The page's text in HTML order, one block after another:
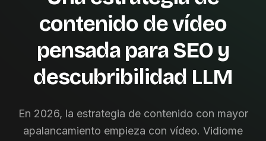
contenido de vídeo
pensada para SEO y
descubribilidad LLM
En 2026, la estrategia de contenido con mayor
apalancamiento empieza con vídeo. Vidiome